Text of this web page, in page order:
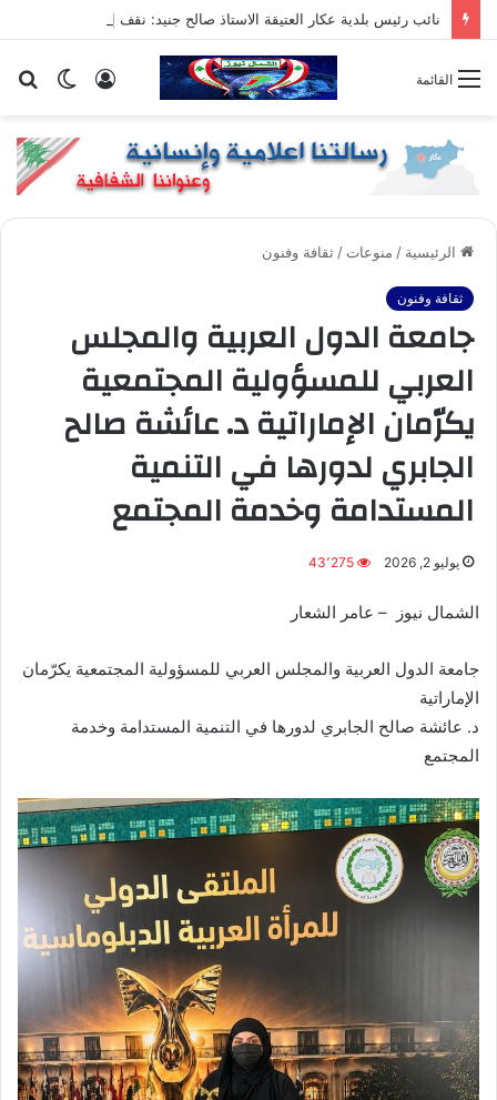
الوضع تسجيل
القائمة
الرئيسية / منوعات / ثقافة وفنون
ثقافة وفنون
جامعة الدول العربية والمجلس
العربي للمسؤولية المجتمعية
يكرّمان الإماراتية د. عائشة صالح
الجابري لدورها في التنمية
المستدامة وخدمة المجتمع
يوليو 2, 2026 43٬275
الشمال نيوز – عامر الشعار
جامعة الدول العربية والمجلس العربي للمسؤولية المجتمعية يكرّمان
الإماراتية
د. عائشة صالح الجابري لدورها في التنمية المستدامة وخدمة
المجتمع